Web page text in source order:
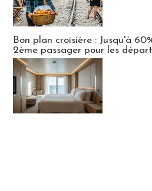
Bon plan croisière : Jusqu'à
2ème passager pour les